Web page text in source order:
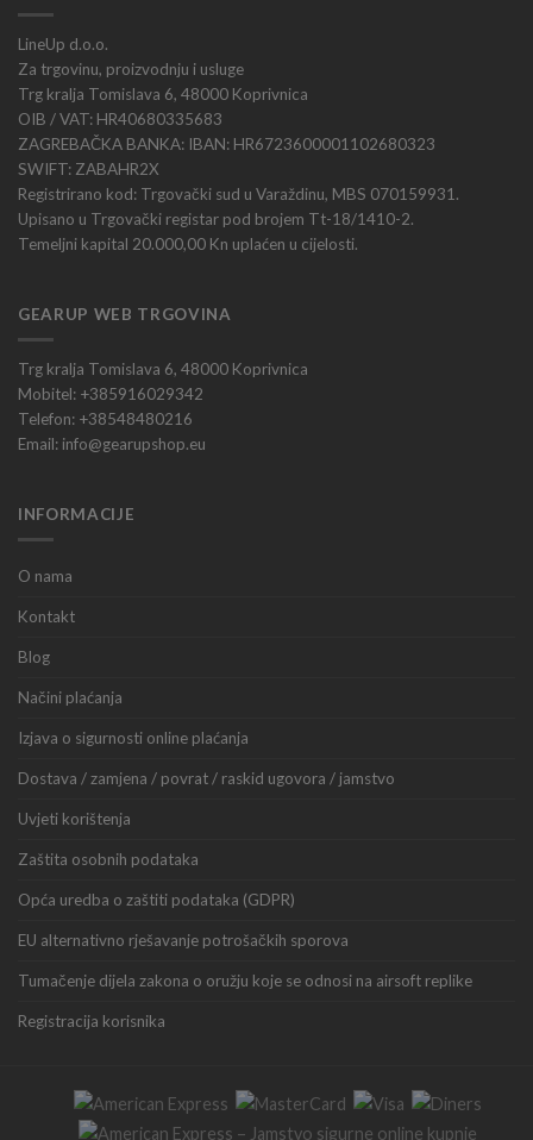
LineUp d.o.o.
Za trgovinu, proizvodnju i usluge
Trg kralja Tomislava 6, 48000 Koprivnica
OIB / VAT: HR40680335683
ZAGREBAČKA BANKA: IBAN: HR6723600001102680323
SWIFT: ZABAHR2X
Registrirano kod: Trgovački sud u Varaždinu, MBS 070159931.
Upisano u Trgovački registar pod brojem Tt-18/1410-2.
Temeljni kapital 20.000,00 Kn uplaćen u cijelosti.
GEARUP WEB TRGOVINA
Trg kralja Tomislava 6, 48000 Koprivnica
Mobitel: +385916029342
Telefon: +38548480216
Email: info@gearupshop.eu
INFORMACIJE
O nama
Kontakt
Blog
Načini plaćanja
Izjava o sigurnosti online plaćanja
Dostava / zamjena / povrat / raskid ugovora / jamstvo
Uvjeti korištenja
Zaštita osobnih podataka
Opća uredba o zaštiti podataka (GDPR)
EU alternativno rješavanje potrošačkih sporova
Tumačenje dijela zakona o oružju koje se odnosi na airsoft replike
Registracija korisnika